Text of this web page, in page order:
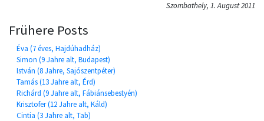
Szombathely, 1. August 2011
Frühere Posts
Éva (7 éves, Hajdúhadház)
Simon (9 Jahre alt, Budapest)
István (8 Jahre, Sajószentpéter)
Tamás (13 Jahre alt, Érd)
Richárd (9 Jahre alt, Fábiánsebestyén)
Krisztofer (12 Jahre alt, Káld)
Cintia (3 Jahre alt, Tab)